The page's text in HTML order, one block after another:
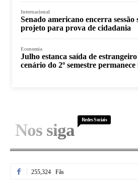
Internacional
Senado americano encerra sessão
projeto para prova de cidadania
Economia
Julho estanca saída de
cenário do 2º semestre
Nos siga
Redes Sociais
255,324 Fãs